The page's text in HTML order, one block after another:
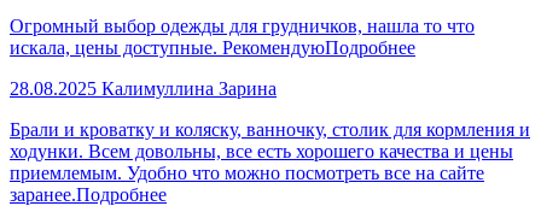
Огромный выбор одежды для грудничков, нашла то что
искала, цены доступные. РекомендуюПодробнее
28.08.2025 Калимуллина Зарина
Брали и кроватку и коляску, ванночку, столик для кормления и
ходунки. Всем довольны, все есть хорошего качества и цены
приемлемым. Удобно что можно посмотреть все на сайте
заранее.Подробнее